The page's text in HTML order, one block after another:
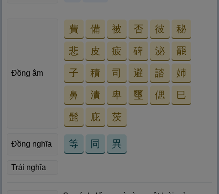
Đồng âm
費 備
Nghĩa: Sửa soạn, sắp sẵn,
chuẩn bị
被 否 彼
Nghĩa: Bên kia, kẻ khác, đối
phương
秘
悲
Nghĩa: Thương xót, buồn
皮 疲 碑 泌 罷
子 積 司 避 諮 姉
鼻 漬 卑 璽 偲 巳
髭 庇 茨
Đồng nghĩa 等 同 異
Trái nghĩa